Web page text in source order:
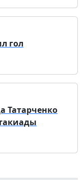
гол
Татарченко